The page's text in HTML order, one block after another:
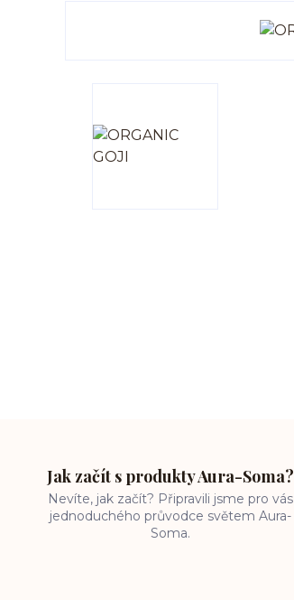
Jak začít s produkty Aura-Soma?
Nevíte, jak začít? Připravili jsme pro vás
jednoduchého průvodce světem Aura-
Soma.